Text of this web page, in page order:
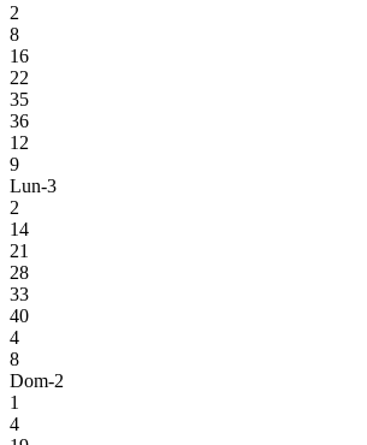
2
8
16
22
35
36
12
9
Lun-3
2
14
21
28
33
40
4
8
Dom-2
1
4